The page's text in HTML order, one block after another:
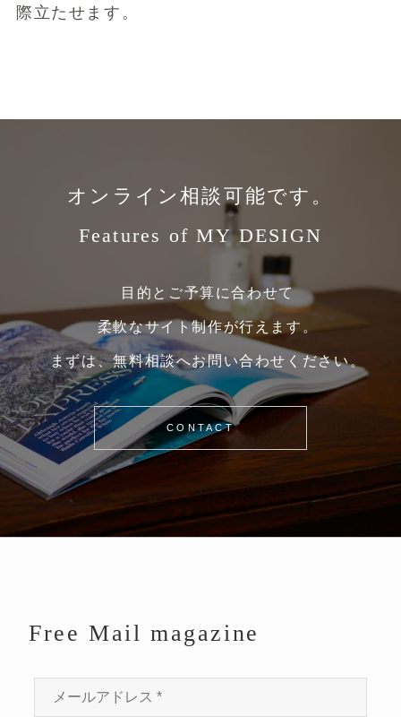
際立たせます。
オンライン相談可能です。
Features of MY DESIGN
目的とご予算に合わせて
柔軟なサイト制作が行えます。
まずは、無料相談へお問い合わせください。
CONTACT
Free Mail magazine